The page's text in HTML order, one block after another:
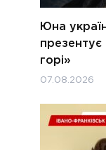
Юна
горі»
07.08.2026